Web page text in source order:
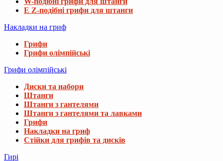
E Z-подібні грифи для штанги
Накладки на гриф
Грифи
Грифи олімпійські
Грифи олімпійські
Диски та набори
Штанги
Штанги з гантелями
Штанги з гантелями та лавками
Грифи
Накладки на гриф
Стійки для грифів та дисків
Гирі